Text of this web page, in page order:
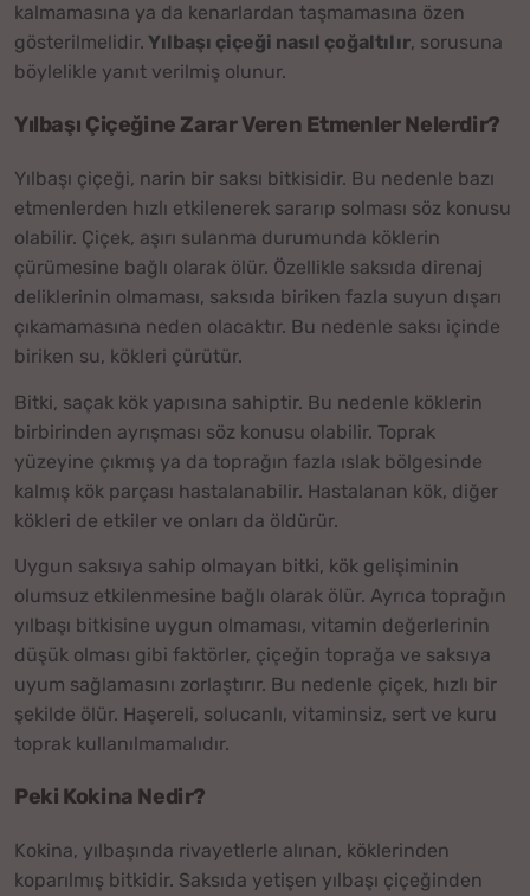
kalmamasına ya da kenarlardan taşmamasına özen
gösterilmelidir. Yılbaşı çiçeği nasıl çoğaltılır, sorusuna
böylelikle yanıt verilmiş olunur.
Yılbaşı Çiçeğine Zarar Veren Etmenler Nelerdir?
Yılbaşı çiçeği, narin bir saksı bitkisidir. Bu nedenle bazı
etmenlerden hızlı etkilenerek sararıp solması söz konusu
olabilir. Çiçek, aşırı sulanma durumunda köklerin
çürümesine bağlı olarak ölür. Özellikle saksıda direnaj
deliklerinin olmaması, saksıda biriken fazla suyun dışarı
çıkamamasına neden olacaktır. Bu nedenle saksı içinde
biriken su, kökleri çürütür.
Bitki, saçak kök yapısına sahiptir. Bu nedenle köklerin
birbirinden ayrışması söz konusu olabilir. Toprak
yüzeyine çıkmış ya da toprağın fazla ıslak bölgesinde
kalmış kök parçası hastalanabilir. Hastalanan kök, diğer
kökleri de etkiler ve onları da öldürür.
Uygun saksıya sahip olmayan bitki, kök gelişiminin
olumsuz etkilenmesine bağlı olarak ölür. Ayrıca toprağın
yılbaşı bitkisine uygun olmaması, vitamin değerlerinin
düşük olması gibi faktörler, çiçeğin toprağa ve saksıya
uyum sağlamasını zorlaştırır. Bu nedenle çiçek, hızlı bir
şekilde ölür. Haşereli, solucanlı, vitaminsiz, sert ve kuru
toprak kullanılmamalıdır.
Peki Kokina Nedir?
Kokina, yılbaşında rivayetlerle alınan, köklerinden
koparılmış bitkidir. Saksıda yetişen yılbaşı çiçeğinden